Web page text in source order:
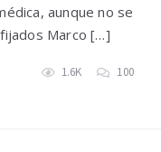
aunque no se
Marco […]
1.6K 100